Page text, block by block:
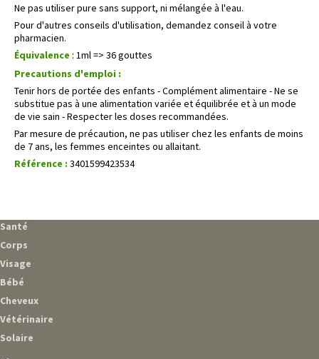
Ne pas utiliser pure sans support, ni mélangée à l'eau.
Pour d'autres conseils d'utilisation, demandez conseil à votre
pharmacien.
Équivalence : 1ml => 36 gouttes
Precautions d'emploi :
Tenir hors de portée des enfants - Complément alimentaire - Ne se
substitue pas à une alimentation variée et équilibrée et à un mode
de vie sain - Respecter les doses recommandées.
Par mesure de précaution, ne pas utiliser chez les enfants de moins
de 7 ans, les femmes enceintes ou allaitant.
Référence : 3401599423534
Santé
Corps
Visage
Bébé
Cheveux
Vétérinaire
Solaire